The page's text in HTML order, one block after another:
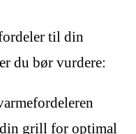
til din
du bør vurdere:
din grill for optimal